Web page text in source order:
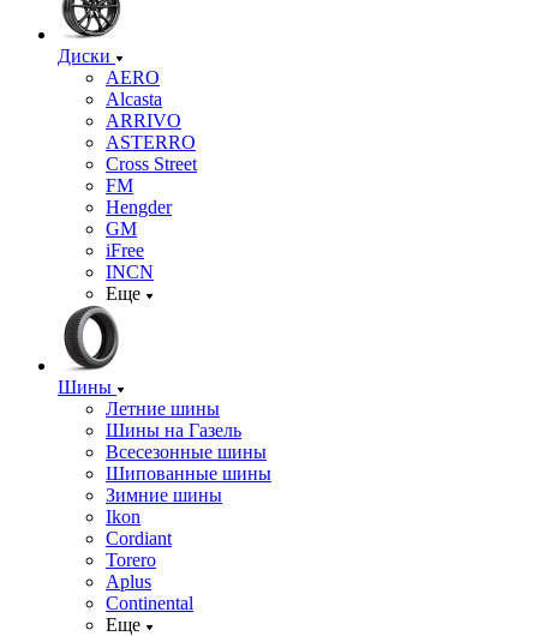
Диски
AERO
Alcasta
ARRIVO
ASTERRO
Cross Street
FM
Hengder
GM
iFree
INCN
Еще
Шины
Летние шины
Шины на Газель
Всесезонные шины
Шипованные шины
Зимние шины
Ikon
Cordiant
Torero
Aplus
Continental
Еще